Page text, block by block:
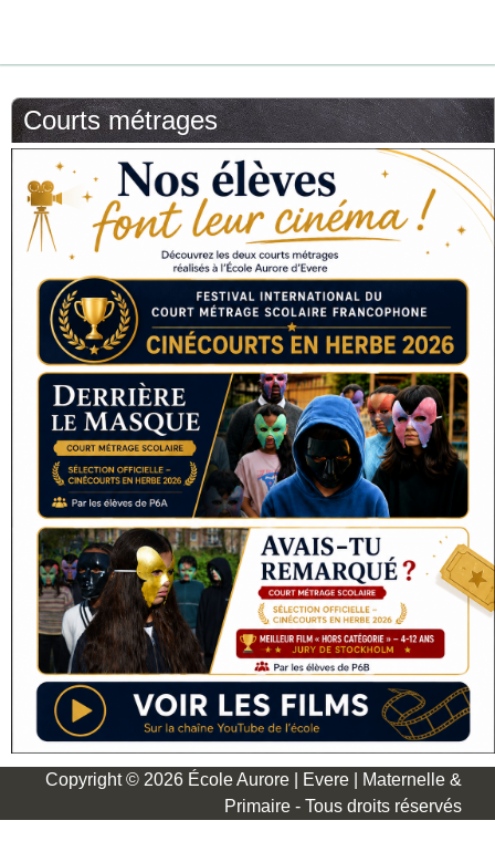
Courts métrages
Copyright © 2026 École Aurore | Evere | Maternelle &
Primaire - Tous droits réservés